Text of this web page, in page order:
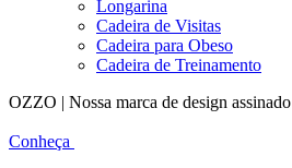
Longarina
Cadeira de Visitas
Cadeira para Obeso
Cadeira de Treinamento
OZZO | Nossa marca de design assinado
Conheça